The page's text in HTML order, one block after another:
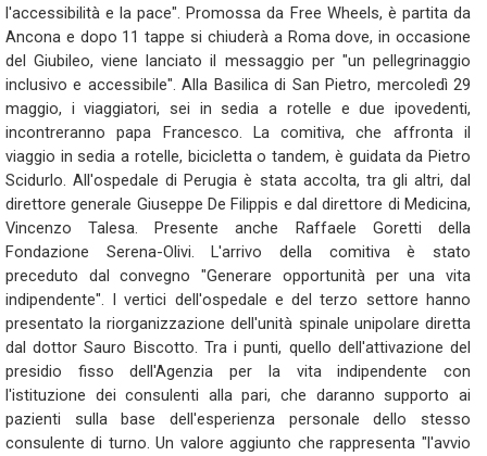
l'accessibilità e la pace". Promossa da Free Wheels, è partita da
Ancona e dopo 11 tappe si chiuderà a Roma dove, in occasione
del Giubileo, viene lanciato il messaggio per "un pellegrinaggio
inclusivo e accessibile". Alla Basilica di San Pietro, mercoledì 29
maggio, i viaggiatori, sei in sedia a rotelle e due ipovedenti,
incontreranno papa Francesco. La comitiva, che affronta il
viaggio in sedia a rotelle, bicicletta o tandem, è guidata da Pietro
Scidurlo. All'ospedale di Perugia è stata accolta, tra gli altri, dal
direttore generale Giuseppe De Filippis e dal direttore di Medicina,
Vincenzo Talesa. Presente anche Raffaele Goretti della
Fondazione Serena-Olivi. L'arrivo della comitiva è stato
preceduto dal convegno "Generare opportunità per una vita
indipendente". I vertici dell'ospedale e del terzo settore hanno
presentato la riorganizzazione dell'unità spinale unipolare diretta
dal dottor Sauro Biscotto. Tra i punti, quello dell'attivazione del
presidio fisso dell'Agenzia per la vita indipendente con
l'istituzione dei consulenti alla pari, che daranno supporto ai
pazienti sulla base dell'esperienza personale dello stesso
consulente di turno. Un valore aggiunto che rappresenta "l'avvio